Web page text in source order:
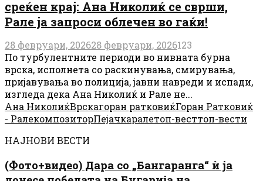
среќен крај: Ана Николиќ се сврши,
Рале ја запроси облечен во гаќи!
28 февруари, 202628 февруари, 2026123
По турбулентните периоди во нивната бурна
врска, исполнета со раскинувања, смирувања,
пријавувања во полиција, јавни навреди и испади,
изгледа дека Ана Николиќ и Рале не...
Ана НиколиќВрскагоран ратковиќГоран Ратковиќ
- РалекомпозиторПејачкаралетоп-весттоп-вести
НАЈНОВИ ВЕСТИ
(Фото+видео) Дара со „Бангаранга“ ѝ ја